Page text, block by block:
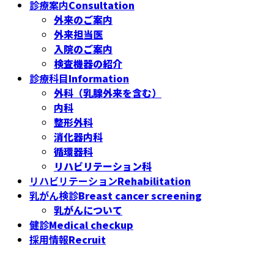
診療案内Consultation
外来のご案内
外来担当医
入院のご案内
検査機器の紹介
診療科目Information
外科（乳腺外来を含む）
内科
整形外科
消化器内科
循環器科
リハビリテーション科
リハビリテーションRehabilitation
乳がん検診Breast cancer screening
乳がんについて
健診Medical checkup
採用情報Recruit